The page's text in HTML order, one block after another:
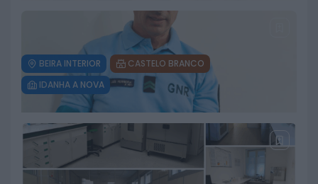
BEIRA INTERIOR
CASTELO BRANCO
IDANHA A NOVA
Dois detidos por tráfico de
estupefacientes em Castelo
Branco
6 DE AGOSTO, 2026